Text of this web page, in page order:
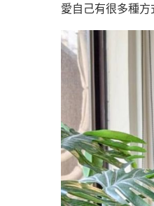
愛自己有很多種